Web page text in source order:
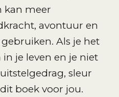
kan meer
avontuur en
Als je het
je leven en je niet
sleur
boek voor jou.